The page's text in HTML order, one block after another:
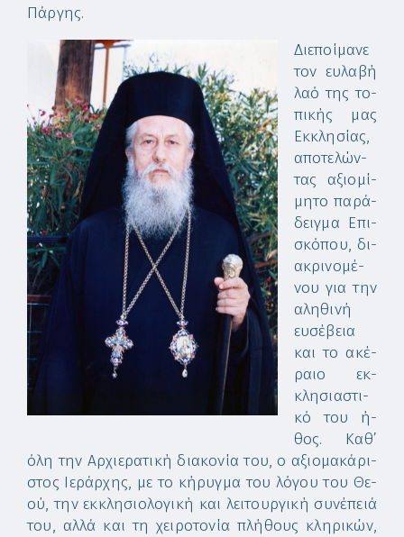
Πάρ­γης.
Δι­ε­ποί­μα­νε
τον ευ­λα­βή
λα­ό της το­
πι­κής μας
Εκ­κλη­σί­ας,
α­πο­τε­λών­
τας α­ξι­ο­μί­
μη­το πα­ρά­
δειγ­μα Ε­πι­
σκό­που, δι­
α­κρι­νο­μέ­
νου για την
α­λη­θι­νή
ευ­σέ­βεια
και το α­κέ­
ραι­ο εκ­
κλη­σι­α­στι­
κό του ή­
θος. Κα­θ’
ό­λη την Αρ­χι­ε­ρα­τι­κή δι­α­κο­νί­α του, ο α­ξι­ο­μα­κά­ρι­
στος Ι­ε­ράρ­χης, με το κή­ρυγ­μα του λό­γου του Θε­
ού, την εκ­κλη­σι­ο­λο­γι­κή και λει­τουρ­γι­κή συ­νέ­πειά
του, αλ­λά και τη χει­ρο­το­νί­α πλή­θους κλη­ρι­κών,